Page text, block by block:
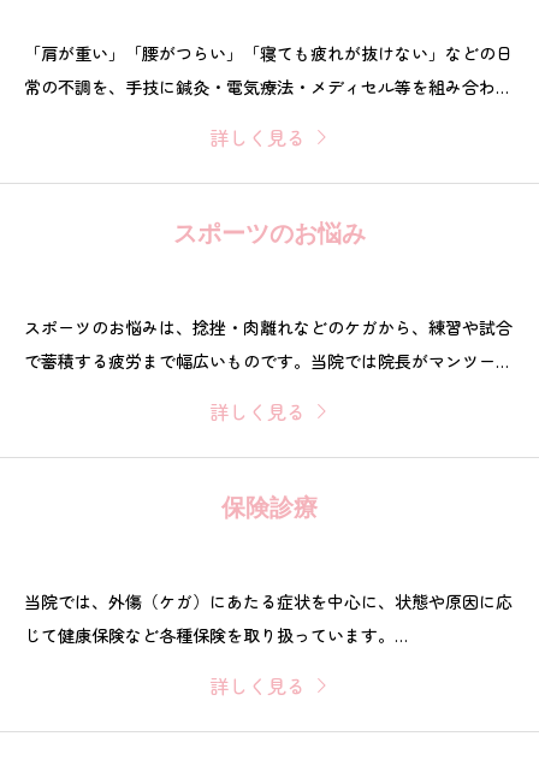
「肩が重い」「腰がつらい」「寝ても疲れが抜けない」などの日
常の不調を、手技に鍼灸・電気療法・メディセル等を組み合わ
ら一緒にゴールを決めていくので、まずはお気軽にお悩みをご相
談ください。症状の緩和から再発予防までサポートします。
詳しく見る
スポーツのお悩み
スポーツのお悩みは、捻挫・肉離れなどのケガから、練習や試合
で蓄積する疲労まで幅広いものです。当院では院長がマンツーマ
合わせて、復帰までの道筋と再発予防のポイントを一緒に整理し
ます。必要に応じて体幹トレーニングや運動のアドバイスも行
い、競技に合わせて進めます。
詳しく見る
保険診療
当院では、外傷（ケガ）にあたる症状を中心に、状態や原因に応
じて健康保険など各種保険を取り扱っています。
まずはお話を伺い、適用可否を確認したうえでご案内します。
詳しく見る